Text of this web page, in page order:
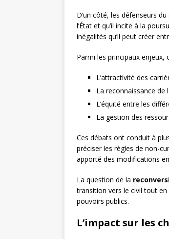
D’un côté, les défenseurs
l’État et qu’il incite à la
inégalités qu’il peut créer
Parmi les principaux enjeux,
L’attractivité des
La reconnaissance
L’équité entre les
La gestion des
Ces débats ont conduit à
préciser les règles de non-
apporté des modifications
La question de la
transition vers le civil tout en
pouvoirs publics.
L’impact sur les